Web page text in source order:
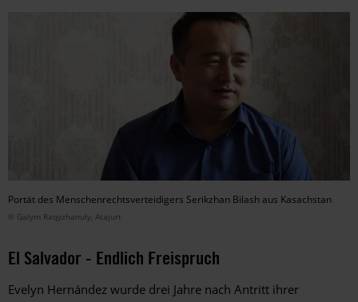
Portät des Menschenrechtsverteidigers Serikzhan Bilash aus Kasachstan
© Galym Raqyzhanuly, Atajurt
El Salvador - Endlich Freispruch
Evelyn Hernández wurde drei Jahre nach Antritt ihrer